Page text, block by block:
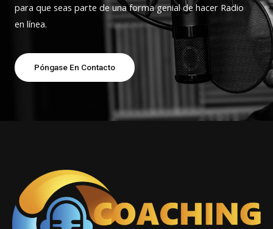
para que seas parte de una forma genial de hacer Radio
en línea.
Póngase En Contacto